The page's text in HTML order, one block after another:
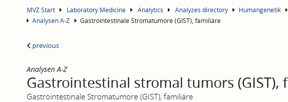
MVZ Start Laboratory Medicine Analytics Analyzes directory Humangenetik
Analysen A-Z
Gastrointestinale Stromatumore (GIST), familiäre
previous
Analysen A-Z
Gastrointestinal stromal tumors (GIST),
Gastrointestinale Stromatumore (GIST), familiäre